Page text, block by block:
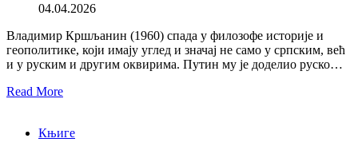
04.04.2026
Владимир Кршљанин (1960) спада у филозофе историје и
геополитике, који имају углед и значај не само у српским, већ
и у руским и другим оквирима. Путин му је доделио руско…
Read More
Књиге